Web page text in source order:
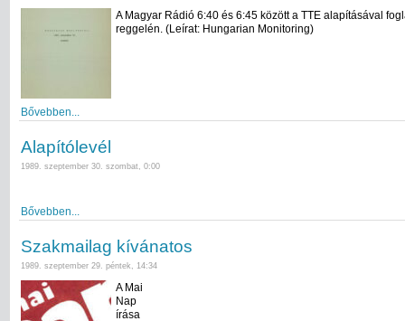
A Magyar Rádió 6:40 és 6:45 között a TTE alapításával
reggelén. (Leírat: Hungarian Monitoring)
Bővebben...
Alapítólevél
1989. szeptember 30. szombat, 0:00
Bővebben...
Szakmailag kívánatos
1989. szeptember 29. péntek, 14:34
A Mai
Nap
írása